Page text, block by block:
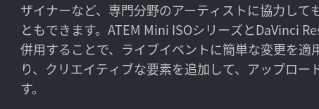
ザイナーなど、専門分野のアーティストに協力して
ともできます。ATEM Mini ISOシリーズとDaVinci
併用することで、ライブイベントに簡単な変更を適
り、クリエイティブな要素を追加して、アップロー
す。